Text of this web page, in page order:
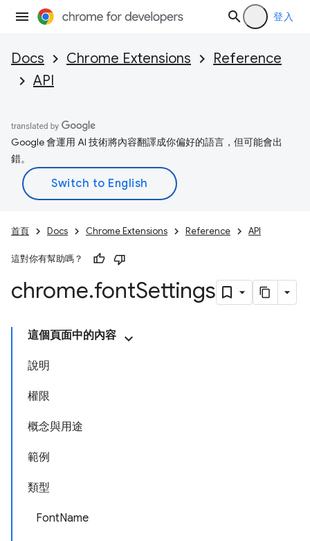
登入
Docs Chrome Extensions
Reference
API
Google 會運用 AI 技術將內容翻譯成你偏好的語言，但可能會出
錯。
首頁 Docs Chrome Extensions Reference API
這對你有幫助嗎？
chrome.fontSettings
這個頁面中的內容
說明
權限
概念與用途
範例
類型
FontName